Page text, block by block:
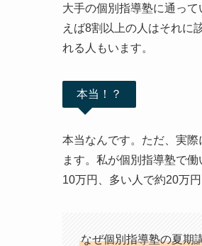
大手の個別指導塾に通っ
えば8割以上の人はそれに
れる人もいます。
本当！？
本当なんです。ただ、実
ます。私が個別指導塾で
10万円、多い人で約20万
なぜ個別指導塾の夏期